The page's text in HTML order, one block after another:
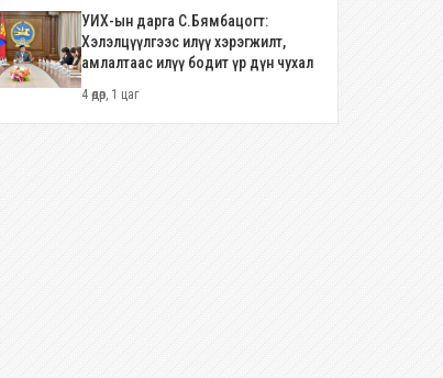
УИХ-ын дарга С.Бямбацогт:
Хэлэлцүүлгээс илүү хэрэгжилт,
амлалтаас илүү бодит үр дүн чухал
4 өдөр, 1 цаг